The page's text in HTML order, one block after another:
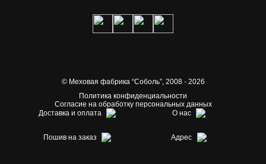
© Меховая фабрика “Соболь”,2008 - 2026
Политика конфиденциальности
Согласие на обработку персональных данных
Доставка и оплата
О нас
Пошив на заказ Адрес